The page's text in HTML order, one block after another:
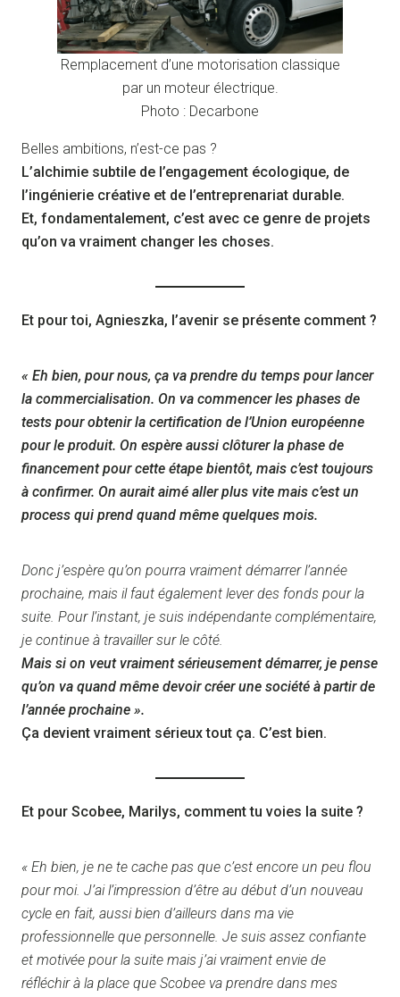
Remplacement d’une motorisation classique
par un moteur électrique.
Photo : Decarbone
Belles ambitions, n’est-ce pas ?
L’alchimie subtile de l’engagement écologique, de
l’ingénierie créative et de l’entreprenariat durable.
Et, fondamentalement, c’est avec ce genre de projets
qu’on va vraiment changer les choses.
Et pour toi, Agnieszka, l’avenir se présente comment ?
« Eh bien, pour nous, ça va prendre du temps pour lancer
la commercialisation. On va commencer les phases de
tests pour obtenir la certification de l’Union européenne
pour le produit. On espère aussi clôturer la phase de
financement pour cette étape bientôt, mais c’est toujours
à confirmer. On aurait aimé aller plus vite mais c’est un
process qui prend quand même quelques mois.
Donc j’espère qu’on pourra vraiment démarrer l’année
prochaine, mais il faut également lever des fonds pour la
suite. Pour l’instant, je suis indépendante complémentaire,
je continue à travailler sur le côté.
Mais si on veut vraiment sérieusement démarrer, je pense
qu’on va quand même devoir créer une société à partir de
l’année prochaine ».
Ça devient vraiment sérieux tout ça. C’est bien.
Et pour Scobee, Marilys, comment tu voies la suite ?
« Eh bien, je ne te cache pas que c’est encore un peu flou
pour moi. J’ai l’impression d’être au début d’un nouveau
cycle en fait, aussi bien d’ailleurs dans ma vie
professionnelle que personnelle. Je suis assez confiante
et motivée pour la suite mais j’ai vraiment envie de
réfléchir à la place que Scobee va prendre dans mes